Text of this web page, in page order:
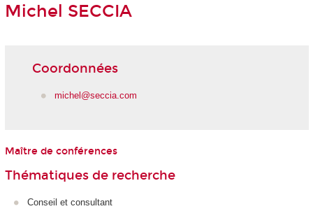
Michel SECCIA
Coordonnées
michel@seccia.com
Maître de conférences
Thématiques de recherche
Conseil et consultant